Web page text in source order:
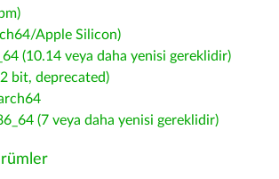
Apple Silicon)
(10.14 veya daha yenisi gereklidir)
bit, deprecated)
(7 veya daha yenisi gereklidir)